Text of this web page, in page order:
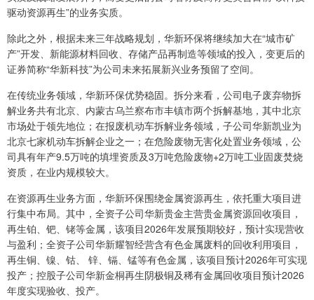
驱动资源再生”的业务实质。
除此之外，根据未来三年战略规划，华新环保将继续加大在“城市矿
产”开发、新能源材料回收、存储产品再制造等领域的投入，变更后的
证券简称“华新科技”为公司未来拓展新兴业务预留了空间。
在传统业务领域，华新环保优势稳固。拆分来看，公司电子废弃物拆
解业务共有北京、内蒙古乌兰察布市丰镇市两个拆解基地，其中北京
市场处于领先地位；在报废机动车拆解业务领域，子公司华新凯业为
北京七家机动车拆解企业之一；在危险废物无害化处置业务领域，公
司具有年产9.5万吨的填埋资质及3万吨危险废物+2万吨工业固废焚烧
资质，在业内规模较大。
在资源再生业务方面，华新环保围绕金属资源再生，依托重大项目进
行集中布局。其中，全资子公司华新贵金主营贵金属资源回收项目，
再生铂、钯、铑等金属，该项目2026年发展预期较好，预计实现营收
与盈利；全资子公司华新耀智经营含有色金属废料的回收利用项目，
再生铜、镍、钴、 锌、镉、锰等有色金属，该项目预计2026年可实现
投产；控股子公司华新金桐再生阴极铜及稀有金属回收项目预计2026
年度实现验收、投产。